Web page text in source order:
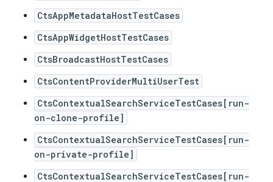
CtsAppMetadataHostTestCases
CtsAppWidgetHostTestCases
CtsBroadcastHostTestCases
CtsContentProviderMultiUserTest
CtsContextualSearchServiceTestCases[run-
on-clone-profile]
CtsContextualSearchServiceTestCases[run-
on-private-profile]
CtsContextualSearchServiceTestCases[run-